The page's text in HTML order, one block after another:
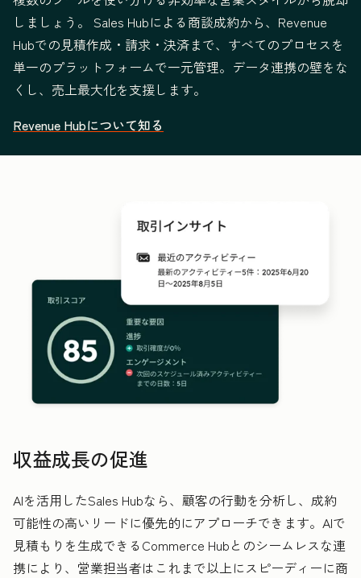
しましょう。 Sales Hubによる商談成約から、Revenue
Hubでの見積作成・請求・決済まで、すべてのプロセスを
単一のプラットフォームで一元管理。データ連携の壁をな
くし、売上最大化を支援します。
Revenue Hubについて知る
収益成長の促進
AIを活用したSales Hubなら、顧客の行動を分析し、成約
可能性の高いリードに優先的にアプローチできます。AIで
見積もりを生成できるCommerce Hubとのシームレスな連
携により、営業担当者はこれまで以上にスピーディーに商